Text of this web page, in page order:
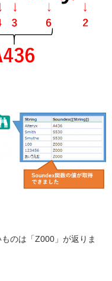
のは「Z000」が返りま